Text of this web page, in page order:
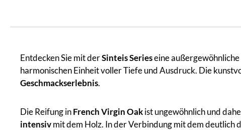
Entdecken Sie mit derSinteis Serieseine
harmonischen Einheit voller Tiefe und Ausdruck. Die
Geschmackserlebnis.
Die Reifung inFrench Virgin Oakist ungewöhnlich und
intensivmit dem Holz. In der Verbindung mit dem deutlich